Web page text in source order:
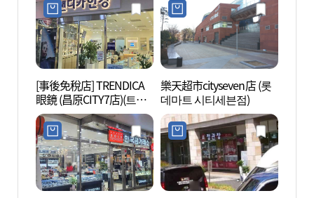
[事後免稅店] TRENDICA
眼鏡 (昌原CITY7店)(트랜
디카안경원 창원시티세
븐점)
樂天超市cityseven店 (롯
데마트 시티세븐점)